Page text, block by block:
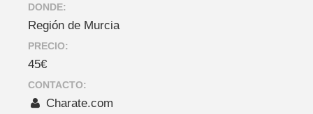
DONDE:
Región de Murcia
PRECIO:
45€
CONTACTO:
Charate.com